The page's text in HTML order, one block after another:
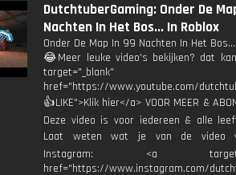
DutchtuberGaming: Onder De
Nachten In Het Bos... In Roblox
Onder De Map In 99 Nachten In Het
😂Meer leuke video's bekijken? dat
target="_blank"
href="https://www.youtube.com/
👍LIKE">Klik hier</a> VOOR MEER &
Deze video is voor iedereen & alle
Laat weten wat je van de video
Instagram: <a
href="https://www.instagram.com/